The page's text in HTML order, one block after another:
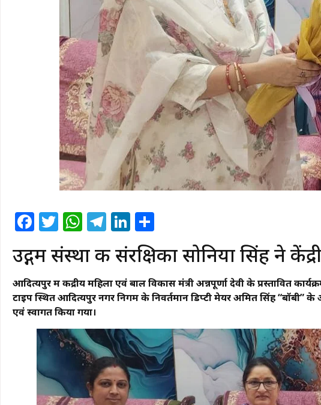
Facebook
Twitter
WhatsApp
Telegram
LinkedIn
उद्गम संस्था की संरक्षिका सोनिया सिंह ने
आदित्यपुर में केंद्रीय महिला एवं बाल विकास मंत्री अन्नपूर्णा देवी के प्रस्तावित
टाइप स्थित आदित्यपुर नगर निगम के निवर्तमान डिप्टी मेयर अमित सिंह “बॉबी”
एवं स्वागत किया गया।